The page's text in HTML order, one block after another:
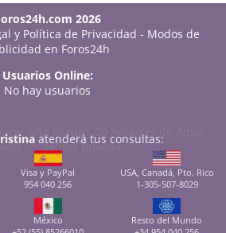
2026
y Política de Privacidad - Modos de
en Foros24h
Usuarios Online:
No hay usuarios
una tirada-
20 Amarres de Amor
-Videntes Buenas
atenderá tus consultas:
Visa y PayPal
954 040 256
USA, Canadá, Pto. Rico
1-305-507-8029
México
Resto del Mundo